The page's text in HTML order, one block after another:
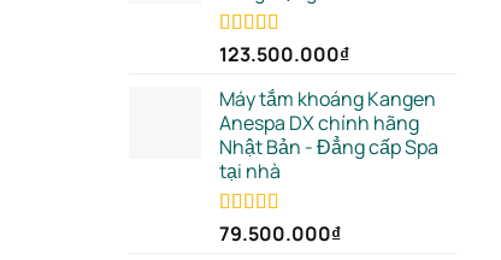
Rated5.00
123.500.000₫
Máy tắm khoáng Kangen
Anespa DX chính hãng
Nhật Bản - Đẳng cấp Spa
tại nhà
Rated5.00
79.500.000₫